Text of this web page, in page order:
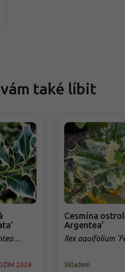
také líbit
2026
Cesmína
Argentea'
Ilex aquifolium
Skladem